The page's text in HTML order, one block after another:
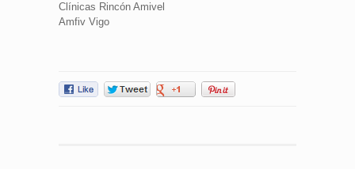
Clínicas Rincón Amivel
Amfiv Vigo